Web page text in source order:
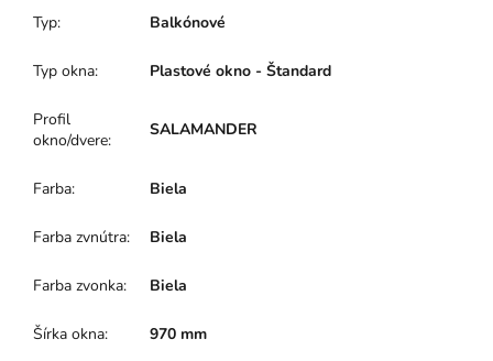
Typ: Balkónové
Typ okna: Plastové okno - Štandard
Profil
okno/dvere:
SALAMANDER
Farba: Biela
Farba zvnútra: Biela
Farba zvonka: Biela
Šírka okna: 970 mm